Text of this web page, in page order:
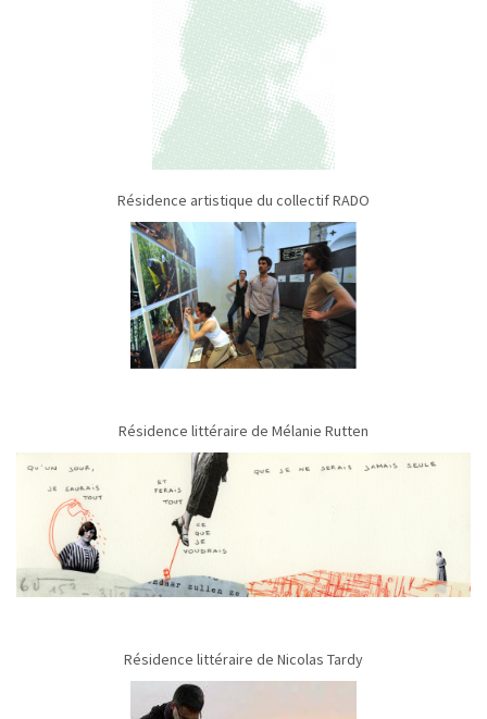
Résidence artistique du collectif RADO
Résidence littéraire de Mélanie Rutten
Résidence littéraire de Nicolas Tardy